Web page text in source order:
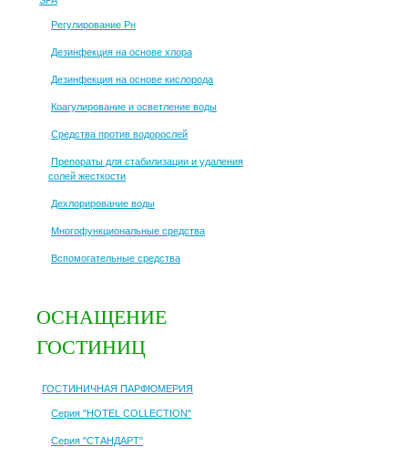
Регулирование Рн
Дезинфекция на основе хлора
Дезинфекция на основе кислорода
Коагулирование и осветление воды
Средства против водорослей
Препораты для стабилизации и удаления
солей жесткости
Дехлорирование воды
Многофункциональные средства
Вспомогательные средства
ОСНАЩЕНИЕ
ГОСТИНИЦ
ГОСТИНИЧНАЯ ПАРФЮМЕРИЯ
Серия "HOTEL COLLECTION"
Серия "СТАНДАРТ"